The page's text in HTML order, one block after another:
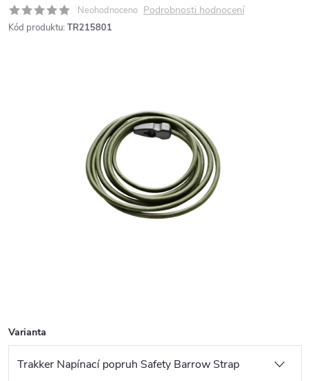
Neohodnoceno Podrobnosti hodnocení
Kód produktu: TR215801
Varianta